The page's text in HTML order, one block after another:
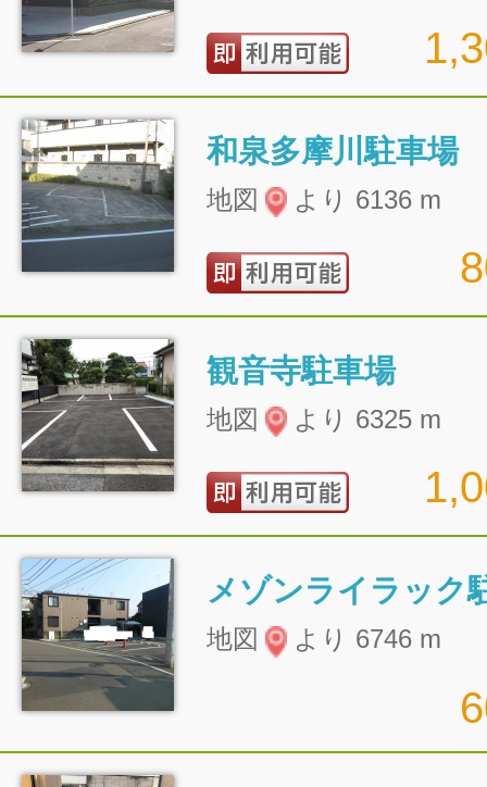
和泉多摩川駐車場
地図 より 6136 m
観音寺駐車場
地図 より 6325 m
メゾンライラック
地図 より 6746 m